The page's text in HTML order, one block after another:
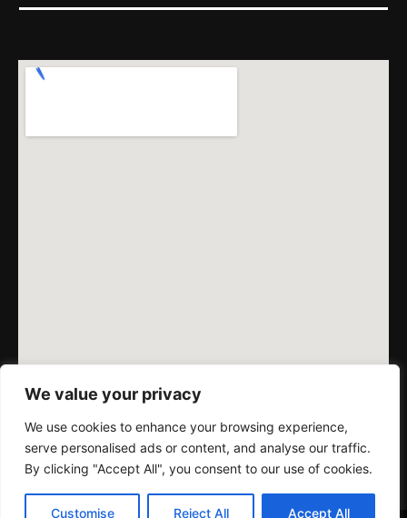
We value your privacy
We use cookies to enhance your browsing experience,
serve personalised ads or content, and analyse our traffic.
By clicking "Accept All", you consent to our use of cookies.
Customise Reject All Accept All